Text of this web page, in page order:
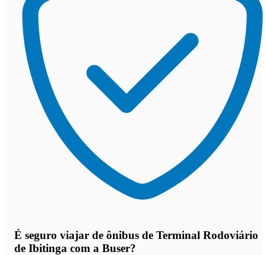
É seguro viajar de ônibus de Terminal Rodoviário
de Ibitinga com a Buser?